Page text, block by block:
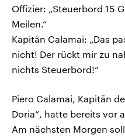
Offizier: „Steuerbord 15
Meilen.“
Kapitän Calamai: „Das
nicht! Der rückt mir zu
nichts Steuerbord!“
Piero Calamai, Kapitän
Doria“, hatte bereits vor
Am nächsten Morgen